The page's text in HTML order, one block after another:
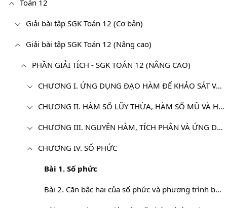
Toán 12
Giải bài tập SGK Toán 12 (Cơ bản)
Giải bài tập SGK Toán 12 (Nâng cao)
PHẦN GIẢI TÍCH - SGK TOÁN 12 (NÂNG CAO)
CHƯƠNG I. ỨNG DỤNG ĐẠO HÀM ĐỂ KHẢO SÁT VÀ VẼ ĐỒ THỊ CỦA HÀM SỐ
CHƯƠNG II. HÀM SỐ LŨY THỪA, HÀM SỐ MŨ VÀ HÀM SỐ LÔGARIT
CHƯƠNG III. NGUYÊN HÀM, TÍCH PHÂN VÀ ỨNG DỤNG
CHƯƠNG IV. SỐ PHỨC
Bài 1. Số phức
Bài 2. Căn bậc hai của số phức và phương trình bậc hai